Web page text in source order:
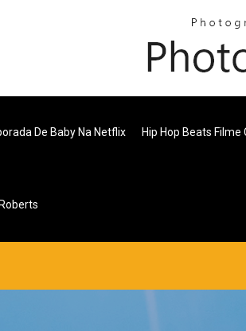
De Baby Na Netflix Hip Hop Beats Filme